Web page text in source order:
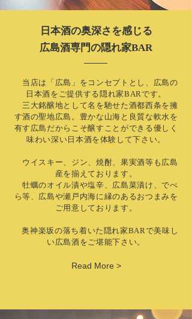
日本酒の奥深さを感じる
広島酒専門の隠れ家BAR
当店は「広島」をコンセプトとし、広島の
日本酒をご提供する隠れ家BARです。
三大銘醸地として名を馳せた酒都西条を擁
す酒の聖地広島。豊かな山海と良質な軟水を
有す広島だからこそ醸すことができる優しく
味わい深い日本酒を体験して下さい。
ウイスキー、ジン、焼酎、果実酒等も広島
産を揃えております。
牡蠣のオイル漬や塩辛、広島菜漬け、でべ
ら等、広島や瀬戸内海に縁のあるおつまみを
ご用意しております。
奥神楽坂の落ち着いた隠れ家BARで美味し
い広島酒をご堪能下さい。
Read More >